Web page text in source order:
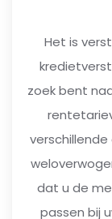
Het is
zoek bent
dat u de
passen bij